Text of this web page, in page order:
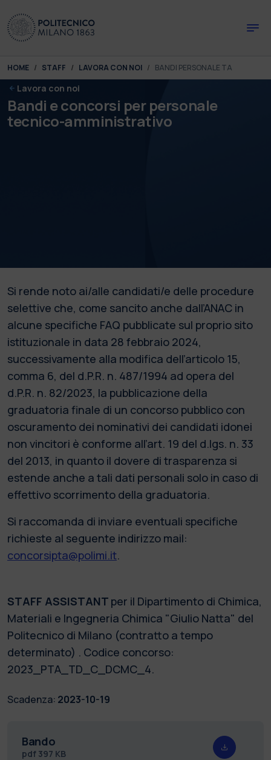
You are here:
HOME STAFF LAVORA CON NOI BANDI PERSONALE TA
Lavora con noi
Bandi e concorsi per personale
tecnico-amministrativo
Si rende noto ai/alle candidati/e delle procedure
selettive che, come sancito anche dall’ANAC in
alcune specifiche FAQ pubblicate sul proprio sito
istituzionale in data 28 febbraio 2024,
successivamente alla modifica dell’articolo 15,
comma 6, del d.P.R. n. 487/1994 ad opera del
d.P.R. n. 82/2023, la pubblicazione della
graduatoria finale di un concorso pubblico con
oscuramento dei nominativi dei candidati idonei
non vincitori è conforme all’art. 19 del d.lgs. n. 33
del 2013, in quanto il dovere di trasparenza si
estende anche a tali dati personali solo in caso di
effettivo scorrimento della graduatoria.
Si raccomanda di inviare eventuali specifiche
richieste al seguente indirizzo mail:
concorsipta@polimi.it.
STAFF ASSISTANT per il Dipartimento di Chimica,
Materiali e Ingegneria Chimica "Giulio Natta" del
Politecnico di Milano (contratto a tempo
determinato) . Codice concorso:
2023_PTA_TD_C_DCMC_4.
Scadenza: 2023-10-19
Bando
pdf 397 KB